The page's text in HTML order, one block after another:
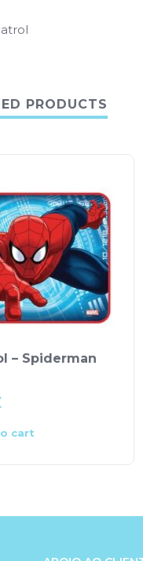
PRODUCTS
– Spiderman
cart